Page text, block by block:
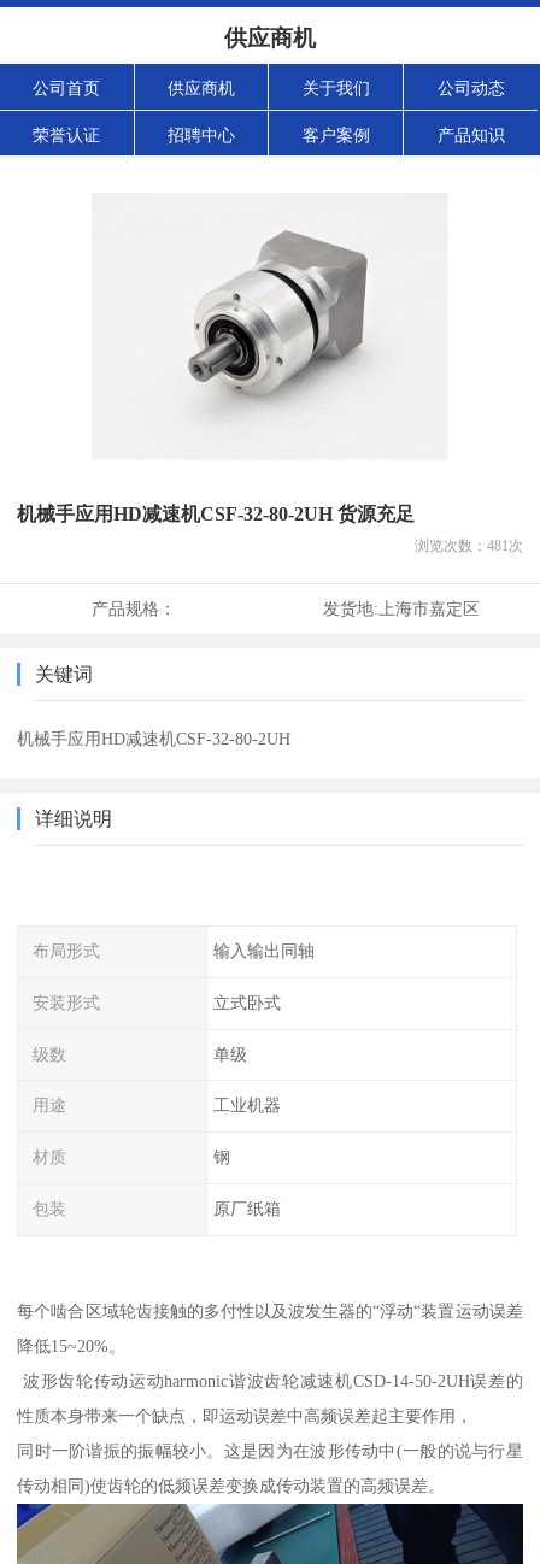
供应商机
公司首页 供应商机 关于我们 公司动态
荣誉认证 招聘中心 客户案例 产品知识
机械手应用HD减速机CSF-32-80-2UH 货源充足
浏览次数： 481次
产品规格： 发货地: 上海市嘉定区
关键词
机械手应用HD减速机CSF-32-80-2UH
详细说明
布局形式 输入输出同轴
安装形式 立式卧式
级数 单级
用途 工业机器
材质 钢
包装 原厂纸箱
每个啮合区域轮齿接触的多付性以及波发生器的“浮动“装置运动误差
降低15~20%。
波形齿轮传动运动harmonic谐波齿轮减速机CSD-14-50-2UH误差的
性质本身带来一个缺点，即运动误差中高频误差起主要作用，
同时一阶谐振的振幅较小。这是因为在波形传动中(一般的说与行星
传动相同)使齿轮的低频误差变换成传动装置的高频误差。